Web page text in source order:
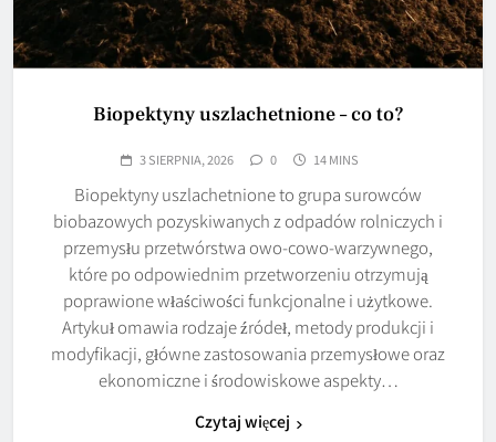
Biopektyny uszlachetnione – co to?
3 SIERPNIA, 2026 0 14 MINS
Biopektyny uszlachetnione to grupa surowców
biobazowych pozyskiwanych z odpadów rolniczych i
przemysłu przetwórstwa owo‑cowo-warzywnego,
które po odpowiednim przetworzeniu otrzymują
poprawione właściwości funkcjonalne i użytkowe.
Artykuł omawia rodzaje źródeł, metody produkcji i
modyfikacji, główne zastosowania przemysłowe oraz
ekonomiczne i środowiskowe aspekty…
Czytaj więcej